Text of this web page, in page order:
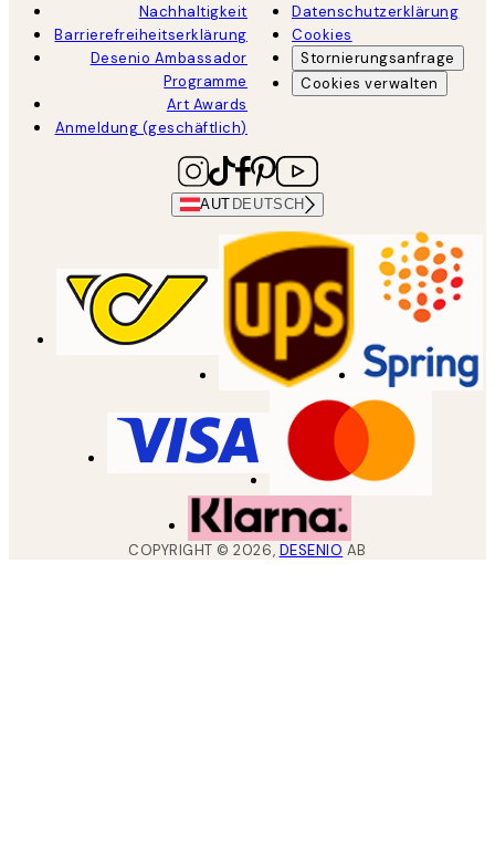
Nachhaltigkeit
Barrierefreiheitserklärung
Desenio Ambassador
Programme
Art Awards
Anmeldung (geschäftlich)
Datenschutzerklärung
Cookies
Stornierungsanfrage
Cookies verwalten
AUT DEUTSCH
COPYRIGHT ©2026, DESENIO AB